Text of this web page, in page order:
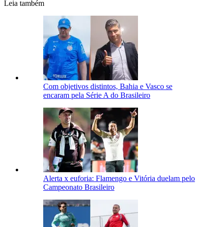
Leia também
Com objetivos distintos, Bahia e Vasco se
encaram pela Série A do Brasileiro
Alerta x euforia: Flamengo e Vitória duelam pelo
Campeonato Brasileiro